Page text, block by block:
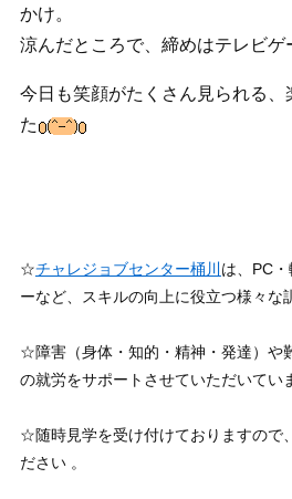
かけ。
涼んだところで、締めはテレビゲ
今日も笑顔がたくさん見られる、
た
☆チャレジョブセンター桶川 は、PC
ーなど、スキルの向上に役立つ様々な
☆障害（身体・知的・精神・発達）や
の就労をサポートさせていただいてい
☆随時見学を受け付けておりますので
ださい 。